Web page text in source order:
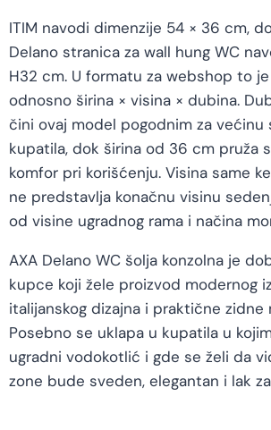
ITIM navodi dimenzije 54 × 36 cm,
Delano stranica za wall hung WC
H32 cm. U formatu za webshop to
odnosno širina × visina × dubina.
čini ovaj model pogodnim za većinu
kupatila, dok širina od 36 cm pruža
komfor pri korišćenju. Visina same
ne predstavlja konačnu visinu
od visine ugradnog rama i načina
AXA Delano WC šolja konzolna je
kupce koji žele proizvod modernog
italijanskog dizajna i praktične zidne
Posebno se uklapa u kupatila u
ugradni vodokotlić i gde se želi da
zone bude sveden, elegantan i lak